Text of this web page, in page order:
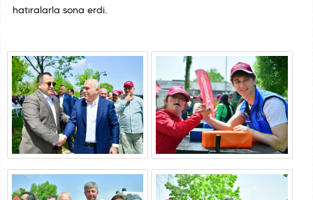
hatıralarla sona erdi.